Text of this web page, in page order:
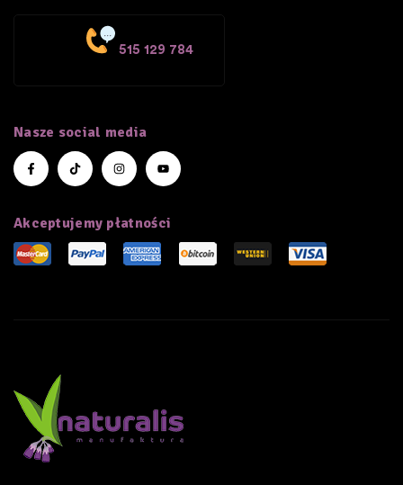
515 129 784
Nasze social media
Akceptujemy płatności